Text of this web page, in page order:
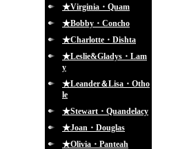
★Virginia・Quam
★Bobby・Concho
★Charlotte・Dishta
★Leslie&Gladys・Lam
y
★Leander＆Lisa・Otho
le
★Stewart・Quandelacy
★Joan・Douglas
★Olivia・Panteah